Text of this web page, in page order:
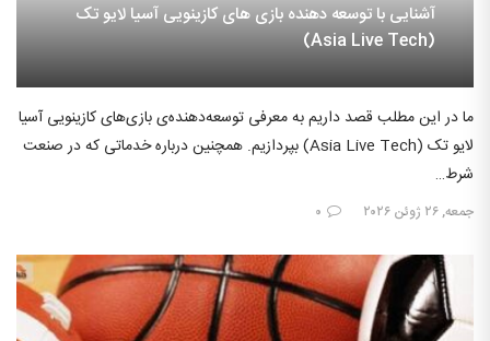
آشنایی با توسعه دهنده بازی های کازینویی آسیا لایو تک
(Asia Live Tech)
ما در این مطلب قصد داریم به معرفی توسعه‌دهنده‌ی بازی‌های کازینویی آسیا
لایو تک (Asia Live Tech) بپردازیم. همچنین درباره خدماتی که در صنعت
شرط…
جمعه, ۲۶ ژوئن ۲۰۲۶ ۰